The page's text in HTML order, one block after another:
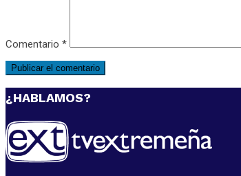
Comentario *
¿HABLAMOS?